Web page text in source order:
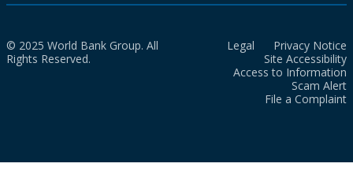
© 2025 World Bank Group. All
Rights Reserved.
Legal
Privacy Notice
Site Accessibility
Access to Information
Scam Alert
File a Complaint